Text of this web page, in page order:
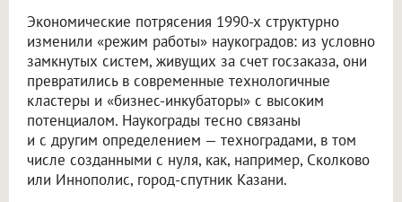
Экономические потрясения 1990-х структурно
изменили «режим работы» наукоградов: из условно
замкнутых систем, живущих за счет госзаказа, они
превратились в современные технологичные
кластеры и «бизнес-инкубаторы» с высоким
потенциалом. Наукограды тесно связаны
и с другим определением — техноградами, в том
числе созданными с нуля, как, например, Сколково
или Иннополис, город-спутник Казани.